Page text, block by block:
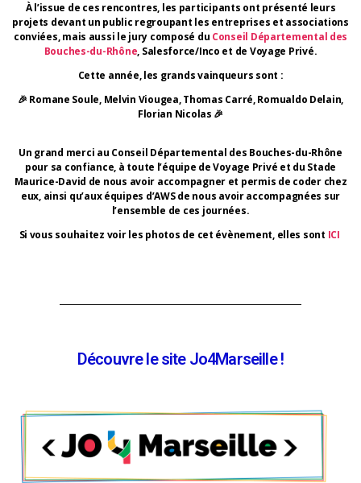
À l’issue de ces rencontres, les participants ont présenté leurs
projets devant un public regroupant les entreprises et associations
conviées, mais aussi le jury composé du Conseil Départemental des
Bouches-du-Rhône, Salesforce/Inco et de Voyage Privé.
Cette année, les grands vainqueurs sont :
🎉 Romane Soule, Melvin Viougea, Thomas Carré, Romualdo Delain,
Florian Nicolas 🎉
Un grand merci au Conseil Départemental des Bouches-du-Rhône
pour sa confiance, à toute l’équipe de Voyage Privé et du Stade
Maurice-David de nous avoir accompagner et permis de coder chez
eux, ainsi qu’aux équipes d’AWS de nous avoir accompagnées sur
l’ensemble de ces journées.
Si vous souhaitez voir les photos de cet évènement, elles sont ICI
Découvre le site Jo4Marseille !